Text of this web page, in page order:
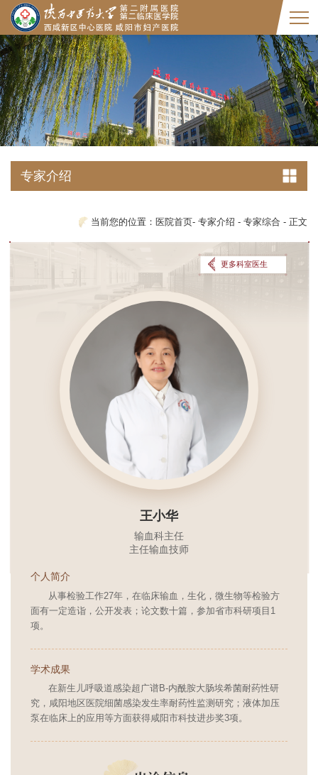
专家介绍
当前您的位置： 医院首页- 专家介绍 - 专家综合 - 正文
更多科室医生
王小华
输血科主任
主任输血技师
个人简介
从事检验工作27年，在临床输血，生化，微生物等检验方
面有一定造诣，公开发表；论文数十篇，参加省市科研项目1
项。
学术成果
在新生儿呼吸道感染超广谱B-内酰胺大肠埃希菌耐药性研
究，咸阳地区医院细菌感染发生率耐药性监测研究；液体加压
泵在临床上的应用等方面获得咸阳市科技进步奖3项。